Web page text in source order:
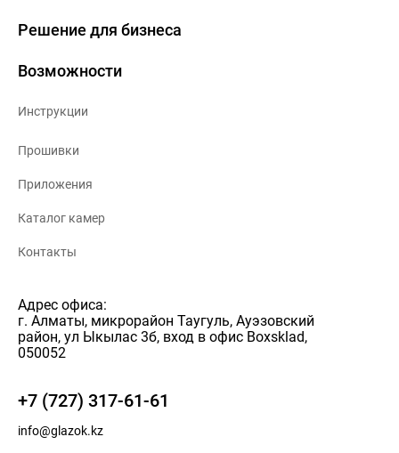
Решение для бизнеса
Возможности
Инструкции
Прошивки
Приложения
Каталог камер
Контакты
Адрес офиса:
г. Алматы, микрорайон Таугуль, Ауэзовский
район, ул Ыкылас 3б, вход в офис Boxsklad,
050052
+7 (727) 317-61-61
info@glazok.kz